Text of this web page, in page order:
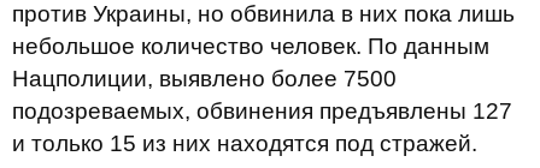
против Украины, но обвинила в них пока лишь
небольшое количество человек. По данным
Нацполиции, выявлено более 7500
подозреваемых, обвинения предъявлены 127
и только 15 из них находятся под стражей.